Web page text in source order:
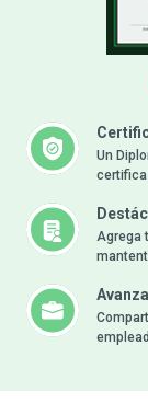
Un
certifica
Agrega